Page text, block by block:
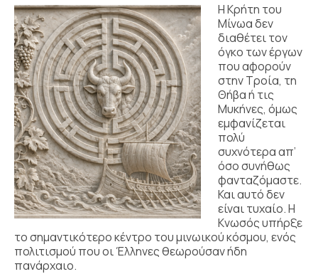
Η Κρήτη του
Μίνωα δεν
διαθέτει τον
όγκο των έργων
που αφορούν
στην Τροία, τη
Θήβα ή τις
Μυκήνες, όμως
εμφανίζεται
πολύ
συχνότερα απ’
όσο συνήθως
φανταζόμαστε.
Και αυτό δεν
είναι τυχαίο. Η
Κνωσός υπήρξε
το σημαντικότερο κέντρο του μινωικού κόσμου, ενός
πολιτισμού που οι Έλληνες θεωρούσαν ήδη
πανάρχαιο.